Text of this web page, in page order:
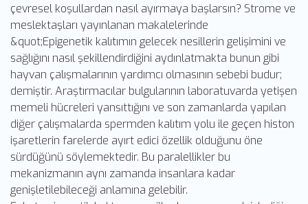
çevresel koşullardan nasıl ayırmaya başlarsın? Strome ve
meslektaşları yayınlanan makalelerinde
&quot;Epigenetik kalıtımın gelecek nesillerin gelişimini ve
sağlığını nasıl şekillendirdiğini aydınlatmakta bunun gibi
hayvan çalışmalarının yardımcı olmasının sebebi budur;
demiştir. Araştırmacılar bulgularının laboratuvarda yetişen
memeli hücreleri yansıttığını ve son zamanlarda yapılan
diğer çalışmalarda spermden kalıtım yolu ile geçen histon
işaretlerin farelerde ayırt edici özellik olduğunu öne
sürdüğünü söylemektedir. Bu paralellikler bu
mekanizmanın aynı zamanda insanlara kadar
genişletilebileceği anlamına gelebilir.